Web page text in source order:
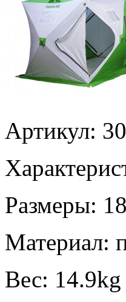
Артикул:
Размеры:
Материал:
Вес: 14.9kg